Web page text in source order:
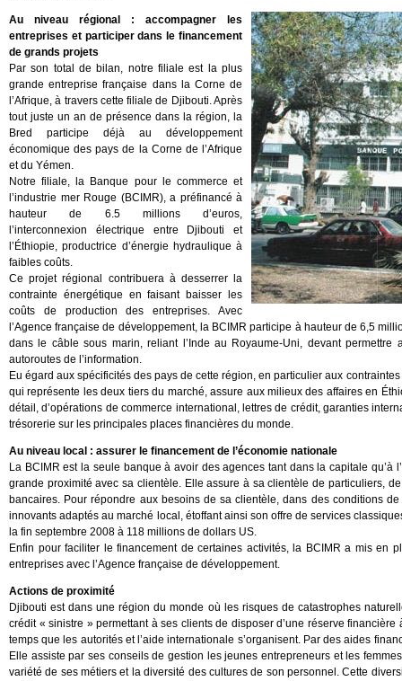
Au niveau régional : accompagner les
entreprises et participer dans le financement
de grands projets
Par son total de bilan, notre filiale est la plus
grande entreprise française dans la Corne de
l’Afrique, à travers cette filiale de Djibouti. Après
tout juste un an de présence dans la région, la
Bred participe déjà au développement
économique des pays de la Corne de l’Afrique
et du Yémen.
Notre filiale, la Banque pour le commerce et
l’industrie mer Rouge (BCIMR), a préfinancé à
hauteur de 6.5 millions d’euros,
l’interconnexion électrique entre Djibouti et
l’Éthiopie, productrice d’énergie hydraulique à
faibles coûts.
Ce projet régional contribuera à desserrer la
contrainte énergétique en faisant baisser les
coûts de production des entreprises. Avec
l’Agence française de développement, la BCIMR participe à hauteur de 6,5
dans le câble sous marin, reliant l’Inde au Royaume-Uni, devant
autoroutes de l’information.
Eu égard aux spécificités des pays de cette région, en particulier aux
qui représente les deux tiers du marché, assure aux milieux des affaires en
détail, d’opérations de commerce international, lettres de crédit, garanties
trésorerie sur les principales places financières du monde.
Au niveau local : assurer le financement de l’économie nationale
La BCIMR est la seule banque à avoir des agences tant dans la capitale
grande proximité avec sa clientèle. Elle assure à sa clientèle de particuliers,
bancaires. Pour répondre aux besoins de sa clientèle, dans des conditions
innovants adaptés au marché local, étoffant ainsi son offre de services
la fin septembre 2008 à 118 millions de dollars US.
Enfin pour faciliter le financement de certaines activités, la BCIMR a mis en
entreprises avec l’Agence française de développement.
Actions de proximité
Djibouti est dans une région du monde où les risques de catastrophes
crédit « sinistre » permettant à ses clients de disposer d’une réserve
temps que les autorités et l’aide internationale s’organisent. Par des aides
Elle assiste par ses conseils de gestion les jeunes entrepreneurs et les
variété de ses métiers et la diversité des cultures de son personnel. Cette